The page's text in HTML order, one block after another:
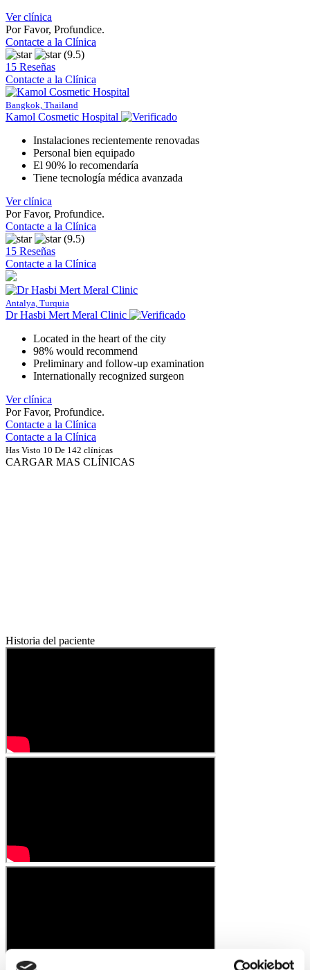
Ver clínica
Por Favor, Profundice.
Contacte a la Clínica
(9.5)
15 Reseñas
Contacte a la Clínica
Bangkok, Thailand
Kamol Cosmetic Hospital
Instalaciones recientemente renovadas
Personal bien equipado
El 90% lo recomendaría
Tiene tecnología médica avanzada
Ver clínica
Por Favor, Profundice.
Contacte a la Clínica
(9.5)
15 Reseñas
Contacte a la Clínica
Antalya, Turquia
Dr Hasbi Mert Meral Clinic
Located in the heart of the city
98% would recommend
Preliminary and follow-up examination
Internationally recognized surgeon
Ver clínica
Por Favor, Profundice.
Contacte a la Clínica
Contacte a la Clínica
Has Visto 10 De 142 clínicas
CARGAR MAS CLÍNICAS
Historia del paciente